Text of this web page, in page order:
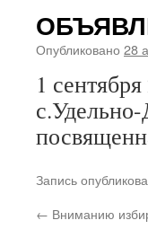
Опубликовано 28
1
Запись
← Вниманию